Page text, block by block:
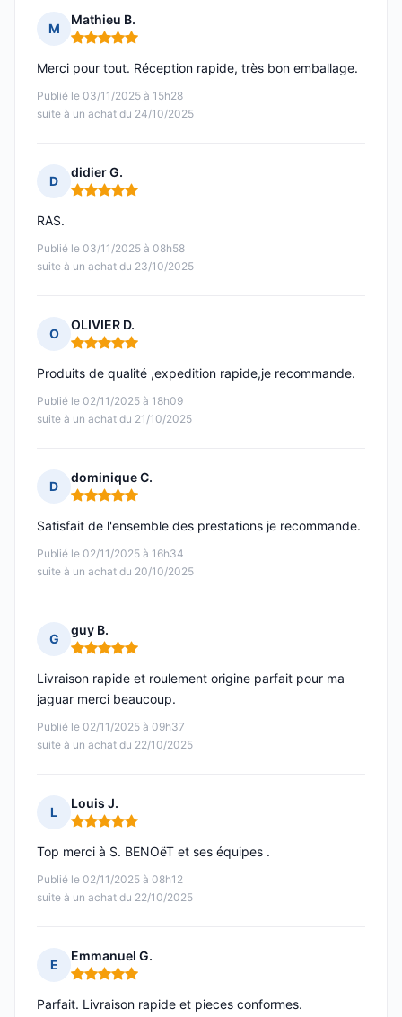
M
Mathieu B.
Note : 5 sur 5
Publié le 03/11/2025 à 15h28
suite à un achat du 24/10/2025
Merci pour tout. Réception rapide, très bon emballage.
D
didier G.
Note : 5 sur 5
Publié le 03/11/2025 à 08h58
suite à un achat du 23/10/2025
RAS.
O
OLIVIER D.
Note : 5 sur 5
Publié le 02/11/2025 à 18h09
suite à un achat du 21/10/2025
Produits de qualité ,expedition rapide,je recommande.
D
dominique C.
Note : 5 sur 5
Publié le 02/11/2025 à 16h34
suite à un achat du 20/10/2025
Satisfait de l'ensemble des prestations je recommande.
G
guy B.
Note : 5 sur 5
Publié le 02/11/2025 à 09h37
suite à un achat du 22/10/2025
Livraison rapide et roulement origine parfait pour ma
jaguar merci beaucoup.
L
Louis J.
Note : 5 sur 5
Publié le 02/11/2025 à 08h12
suite à un achat du 22/10/2025
Top merci à S. BENOëT et ses équipes .
E
Emmanuel G.
Note : 5 sur 5
Parfait. Livraison rapide et pieces conformes.